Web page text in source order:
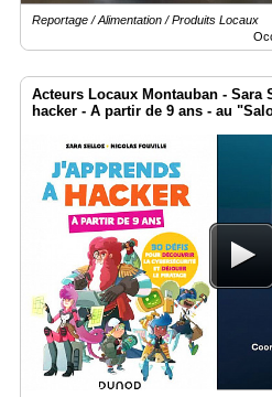
Reportage / Alimentation / Produits Locaux
Acteurs Locaux Montauban - Sara
hacker - A partir de 9 ans - au